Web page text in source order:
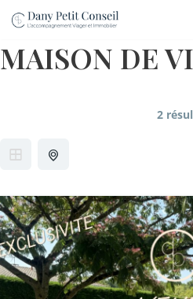
au
MAISON DE
2